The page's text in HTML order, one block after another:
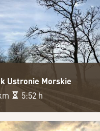
Ustronie Morskie
5:52 h